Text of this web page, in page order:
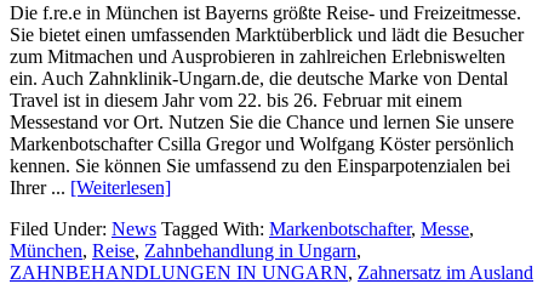
Die f.re.e in München ist Bayerns größte Reise- und Freizeitmesse.
Sie bietet einen umfassenden Marktüberblick und lädt die Besucher
zum Mitmachen und Ausprobieren in zahlreichen Erlebniswelten
ein. Auch Zahnklinik-Ungarn.de, die deutsche Marke von Dental
Travel ist in diesem Jahr vom 22. bis 26. Februar mit einem
Messestand vor Ort. Nutzen Sie die Chance und lernen Sie unsere
Markenbotschafter Csilla Gregor und Wolfgang Köster persönlich
kennen. Sie können Sie umfassend zu den Einsparpotenzialen bei
Ihrer ... [Weiterlesen]
Filed Under: News Tagged With: Markenbotschafter, Messe,
München, Reise, Zahnbehandlung in Ungarn,
ZAHNBEHANDLUNGEN IN UNGARN, Zahnersatz im Ausland